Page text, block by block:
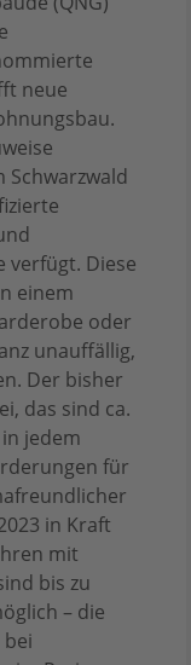
neue
Schwarzwald
verfügt. Diese
einem
oder
unauffällig,
Der bisher
das sind ca.
jedem
für
in Kraft
mit
bis zu
– die